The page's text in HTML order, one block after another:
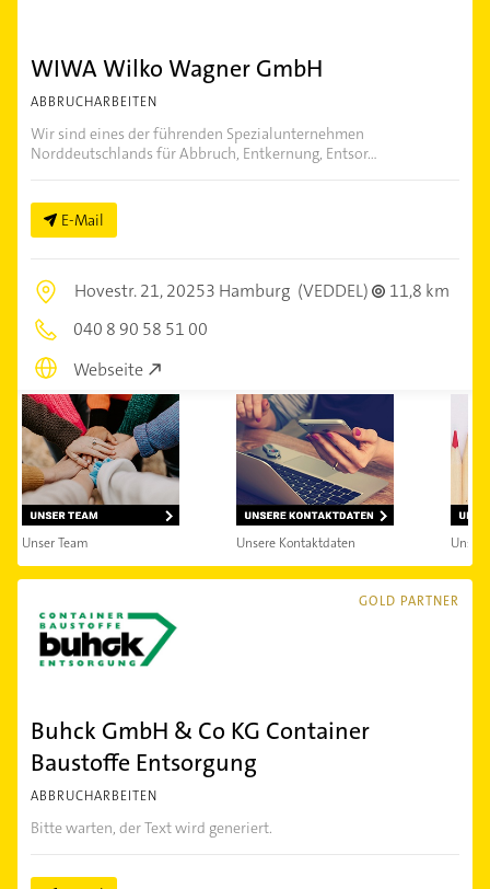
WIWA Wilko Wagner GmbH
ABBRUCHARBEITEN
Wir sind eines der führenden Spezialunternehmen
Norddeutschlands für Abbruch, Entkernung, Entsor...
E-Mail
Hovestr. 21,20253 Hamburg (VEDDEL)
11,8 km
040 8 90 58 51 00
Webseite
Unser Team Unsere Kontaktdaten
GOLD PARTNER
Buhck GmbH & Co KG Container
Baustoffe Entsorgung
ABBRUCHARBEITEN
Bitte warten, der Text wird generiert.